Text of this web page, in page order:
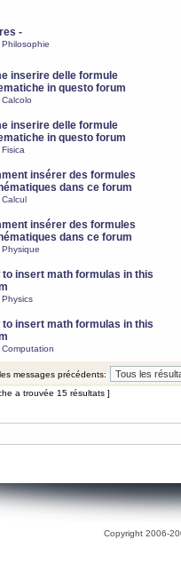
-
Philosophie
inserire delle formule
in questo forum
Calcolo
inserire delle formule
in questo forum
Fisica
insérer des formules
dans ce forum
Calcul
insérer des formules
dans ce forum
Physique
to insert math formulas in this
Physics
to insert math formulas in this
Computation
messages précédents:
a trouvée 15 résultats ]
Copyright 2006-